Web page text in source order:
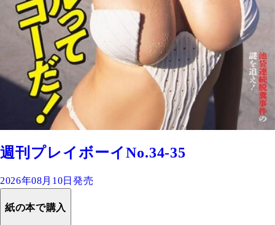
週刊プレイボーイNo.34-35
2026年08月10日発売
紙の本で購入